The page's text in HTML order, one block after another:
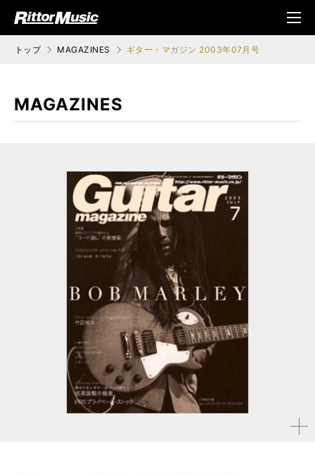
ジック (Rittor Musi
メニ
ュ
トップ MAGAZINES ギター・マガジン 2003年07月号
MAGAZINES
拡大す